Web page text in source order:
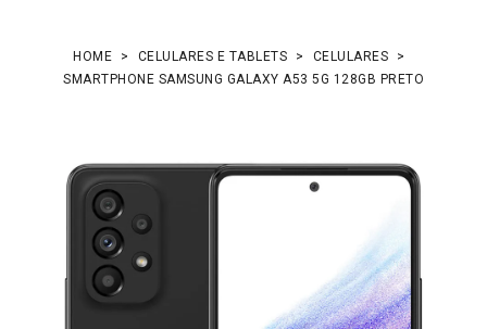
HOME CELULARES E TABLETS
CELULARES
SMARTPHONE SAMSUNG GALAXY A53 5G 128GB PRETO